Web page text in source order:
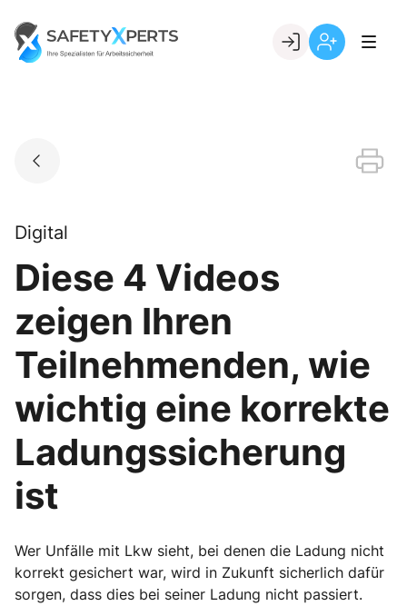
content
Go to landing page.
Digital
Diese 4 Videos
zeigen Ihren
Teilnehmenden, wie
wichtig eine korrekte
Ladungssicherung
ist
Wer Unfälle mit Lkw sieht, bei denen die Ladung nicht
korrekt gesichert war, wird in Zukunft sicherlich dafür
sorgen, dass dies bei seiner Ladung nicht passiert.